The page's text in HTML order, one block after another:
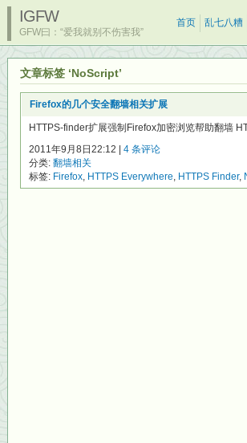
IGFW
GFW曰：“爱我就别不伤害我”
首页 乱七八糟
文章标签 ‘NoScript’
Firefox的几个安全翻墙相关扩展
HTTPS-finder扩展强制Firefox加密浏览帮助翻墙
2011年9月8日22:12 | 4 条评论
分类: 翻墙相关
标签: Firefox, HTTPS Everywhere, HTTPS Finder,